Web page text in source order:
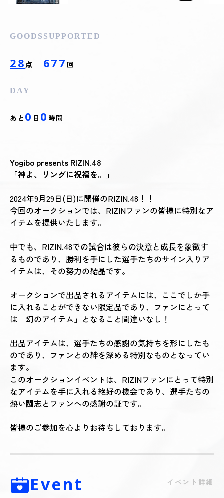
GOODS
28 点
SUPPORTED
677 回
DAY
あと 0 日 0 時間
Yogibo presents RIZIN.48
「神よ、リングに祝福を。」
2024年9月29日(日)に開催のRIZIN.48！！
今回のオークションでは、RIZINファンの皆様に特別なア
イテムを提供いたします。
中でも、RIZIN.48での試合は彼らの決意と成長を象徴す
るものであり、勝利を手にした選手たちのサイン入りア
イテムは、その努力の結晶です。
オークションで出品されるアイテムには、ここでしか手
に入れることができない限定品であり、ファンにとって
は「幻のアイテム」となること間違いなし！
出品アイテムは、選手たちの感謝の気持ちを形にしたも
のであり、ファンとの絆を深める特別なものとなってい
ます。
このオークションイベントは、RIZINファンにとって特別
なアイテムを手に入れる絶好の機会であり、選手たちの
熱い闘志とファンへの感謝の証です。
皆様のご参加を心よりお待ちしております。
Event イベント詳細